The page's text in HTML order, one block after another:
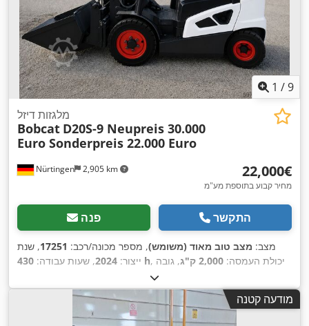
1 /9
Nürtingen 2,905 km
מלגזות דיזל
Bobcat D20S-9 Neupreis 30.000
Euro Sonderpreis 22.000 Euro
‏22,000 ‏€
מחיר קבוע בתוספת מע"מ
פנה התקשר
מצב: מצב טוב מאוד (משומש), מספר מכונה/רכב: 17251, שנת
ייצור: 2024, שעות עבודה: 430 h , יכולת העמסה: 2,000 ק"ג
, גובה
, הרמה חופשית:
מ"מ, סוג דלק:דיזל, סוג תורן:טריפלקס, גובה בנייה:2,190 מ"מ
,
אורך המזלג:1,050 מ"מ , גודל הצמיג הקדמי: 7.00-15 5.50
צמיג אחורי:6.50-10, משקל כולל: ,
מודעה קטנה